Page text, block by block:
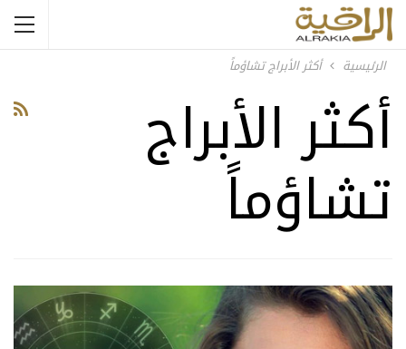
الرئيسية أكثر الأبراج تشاؤماً
أكثر الأبراج
تشاؤماً